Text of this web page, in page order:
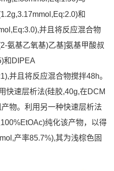
和
并且将反应混合物
氨基乙氧基)乙基]氨基甲酸叔
和DIPEA
并且将反应混合物搅拌48h。
快速层析法(硅胶,40g,在DCM
物。利用另一种快速层析法
纯化该产物，以得
产率85.7%),其为浅棕色固